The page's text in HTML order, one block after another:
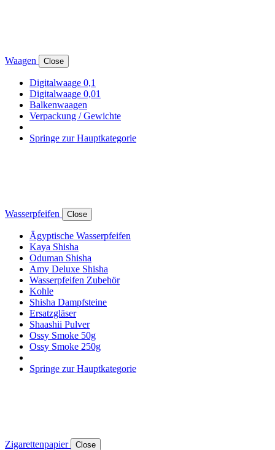
Waagen Close
Digitalwaage 0,1
Digitalwaage 0,01
Balkenwaagen
Verpackung / Gewichte
Springe zur Hauptkategorie
Wasserpfeifen Close
Ägyptische Wasserpfeifen
Kaya Shisha
Oduman Shisha
Amy Deluxe Shisha
Wasserpfeifen Zubehör
Kohle
Shisha Dampfsteine
Ersatzgläser
Shaashii Pulver
Ossy Smoke 50g
Ossy Smoke 250g
Springe zur Hauptkategorie
Zigarettenpapier Close